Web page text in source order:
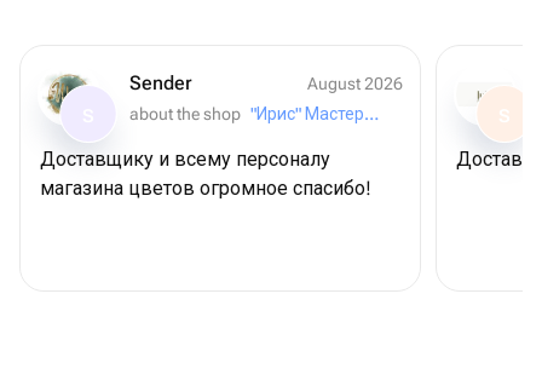
Sender
August 2026
about the shop
"Ирис" Мастерская букетов
Доставщику и всему персоналу
магазина цветов огромное спасибо!
S